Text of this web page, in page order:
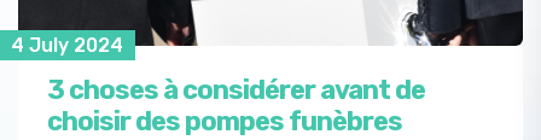
4 July 2024
3 choses à considérer avant de
choisir des pompes funèbres